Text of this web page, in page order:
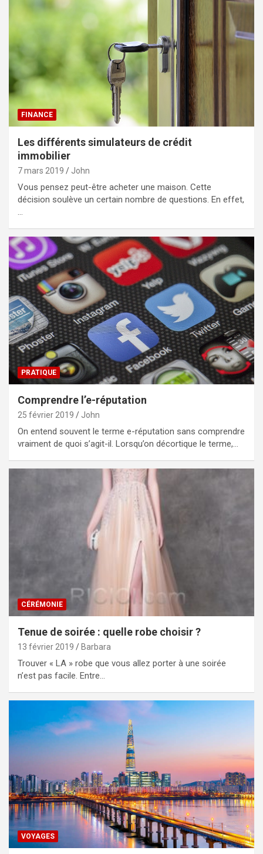
FINANCE
Les différents simulateurs de crédit
immobilier
7 mars 2019 John
Vous pensez peut-être acheter une maison. Cette
décision soulève un certain nombre de questions. En effet,
…
PRATIQUE
Comprendre l’e-réputation
25 février 2019 John
On entend souvent le terme e-réputation sans comprendre
vraiment de quoi s’agit-il. Lorsqu’on décortique le terme,…
CÉRÉMONIE
Tenue de soirée : quelle robe choisir ?
13 février 2019 Barbara
Trouver « LA » robe que vous allez porter à une soirée
n’est pas facile. Entre…
VOYAGES